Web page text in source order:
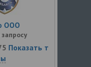
ООО
Показать т